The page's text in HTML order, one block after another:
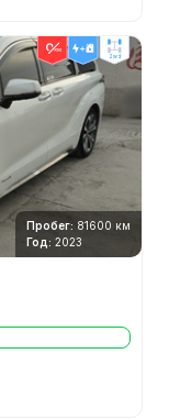
2wd
Пробег: 81600 км
Год: 2023